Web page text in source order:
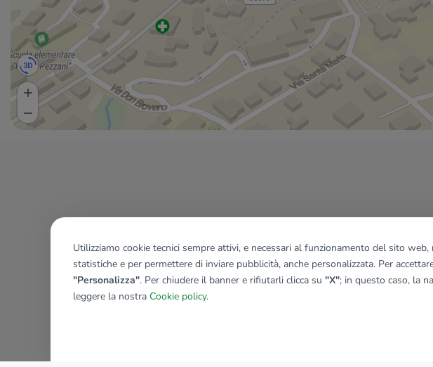
Utilizziamo cookie tecnici sempre attivi, e necessari al funzionamento del sito
statistiche e per permettere di inviare pubblicità, anche personalizzata. Per
"Personalizza". Per chiudere il banner e rifiutarli clicca su "X"; in questo caso, la
leggere la nostra Cookie policy.